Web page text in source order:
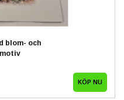
blom- och